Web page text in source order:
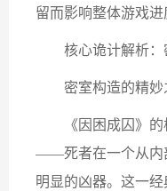
留而影响整体游戏进
核心诡计解析：
密室构造的精妙
《因困成囚》的
——死者在一个从内
明显的凶器。这一